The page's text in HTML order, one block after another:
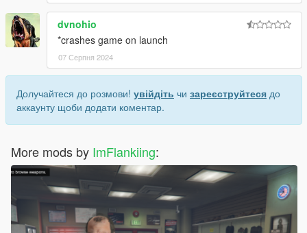
dvnohio
*crashes game on launch
07 Серпня 2024
Долучайтеся до розмови! увійдіть чи зареєструйтеся до
аккаунту щоби додати коментар.
More mods by ImFlankiing: